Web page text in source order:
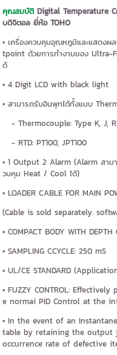
คุณสมบัติDigital Temperature
บดิจิตอล ยี่ห้อ TOHO
• เครื่องควบคุมอุณหภูมิและแสดงผ
tpoint ด้วยการทำงานของ Ultra-
ด้
• 4 Digit LCD with black light
• สามารถรับอินพุทได้ทั้งแบบ
- Thermocouple: Type K, J,
- RTD: PT100, JPT100
• 1 Output 2 Alarm (Alarm สา
วบคุม Heat / Cool ได้)
• LOADER CABLE FOR MAIN
(Cable is sold separately.
• COMPACT BODY WITH
• SAMPLING CCYCLE: 250 mS
• UL/CE STANDARD
• FUZZY CONTROL:
e normai PID Control at the
• In the event of an
table by retaining the output
occurrence rate of defective